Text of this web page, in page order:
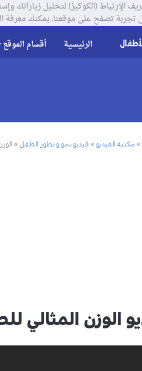
تصفح على موقعنا, يمكنك معرفة
الرئيسية أقسام الموقع
مكتبة الفيديو فيديو نمو و تطور الطفل
الوزن المثالي